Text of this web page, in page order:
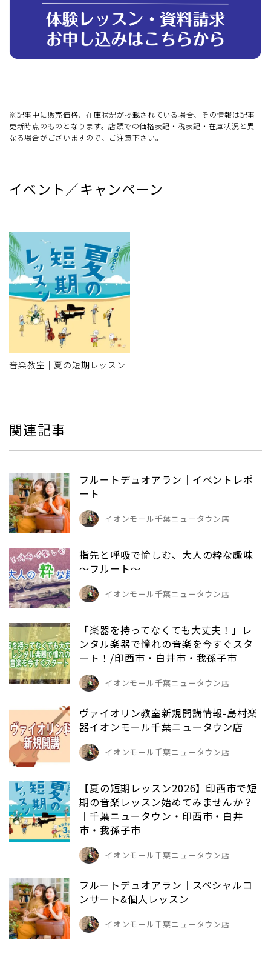
※記事中に販売価格、在庫状況が掲載されている場合、その情報は記事
更新時点のものとなります。店頭での価格表記・税表記・在庫状況と異
なる場合がございますので、ご注意下さい。
イベント／キャンペーン
音楽教室｜夏の短期レッスン
関連記事
フルートデュオアラン｜イベントレポ
ート
イオンモール千葉ニュータウン店
指先と呼吸で愉しむ、大人の粋な趣味
～フルート～
イオンモール千葉ニュータウン店
「楽器を持ってなくても大丈夫！」レ
ンタル楽器で憧れの音楽を今すぐスタ
ート！/印西市・白井市・我孫子市
イオンモール千葉ニュータウン店
ヴァイオリン教室新規開講情報-島村楽
器イオンモール千葉ニュータウン店
イオンモール千葉ニュータウン店
【夏の短期レッスン2026】印西市で短
期の音楽レッスン始めてみませんか？
｜千葉ニュータウン・印西市・白井
市・我孫子市
イオンモール千葉ニュータウン店
フルートデュオアラン｜スペシャルコ
ンサート&個人レッスン
イオンモール千葉ニュータウン店